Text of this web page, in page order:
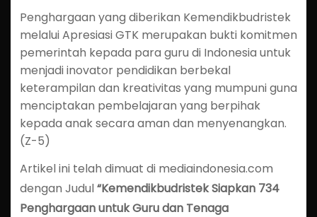
Penghargaan yang diberikan Kemendikbudristek
melalui Apresiasi GTK merupakan bukti komitmen
pemerintah kepada para guru di Indonesia untuk
menjadi inovator pendidikan berbekal
keterampilan dan kreativitas yang mumpuni guna
menciptakan pembelajaran yang berpihak
kepada anak secara aman dan menyenangkan.
(Z-5)
Artikel ini telah dimuat di mediaindonesia.com
dengan Judul“Kemendikbudristek Siapkan 734
Penghargaan untuk Guru dan Tenaga